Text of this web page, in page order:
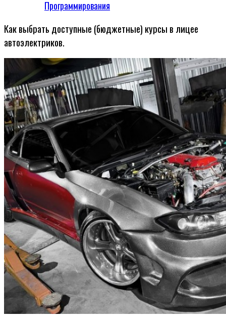
Программирования
Как выбрать доступные (бюджетные) курсы в лицее
автоэлектриков.